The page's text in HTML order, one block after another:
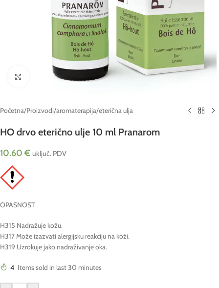
Click to enlarge
Početna/Proizvodi/aromaterapija/eterična ulja
HO drvo eterično ulje 10 ml Pranarom
10.60 € uključ. PDV
OPASNOST
H315 Nadražuje kožu.
H317 Može izazvati alergijsku reakciju na koži.
H319 Uzrokuje jako nadraživanje oka.
4 Items sold in last 30 minutes